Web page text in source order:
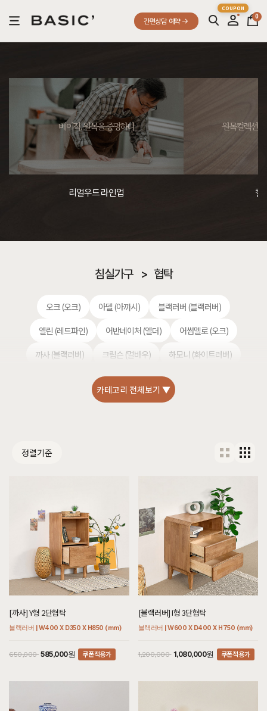
간편상담 예약
0
베이직, 원목을 증명하다
리얼우드 라인업
원목컬렉션,
컬
침실가구 > 협탁
오크 (오크) 아델 (아까시)
블랙러버 (블랙러버)
엘린 (레드파인)
어반네이처 (엘더)
어썸멜로 (오크)
까사 (블랙러버)
크림슨 (멀바우)
하모니 (화이트러버)
헤리티지월넛 (월넛)
편백 (히노끼)
킹세타피아 (킹세타피아)
셀레스티얼 럭셔리 (티크)
카테고리 전체보기 ▼
정렬기준
[까사] Y형 2단협탁
블랙러버 | W400 X D350 X H850 (mm)
650,000 585,000원 쿠폰적용가
[블랙러버] I형 3단협탁
블랙러버 | W600 X D400 X H750 (mm)
1,200,000 1,080,000원 쿠폰적용가